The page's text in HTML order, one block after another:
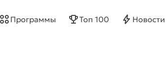
Программы Топ 100 Новости